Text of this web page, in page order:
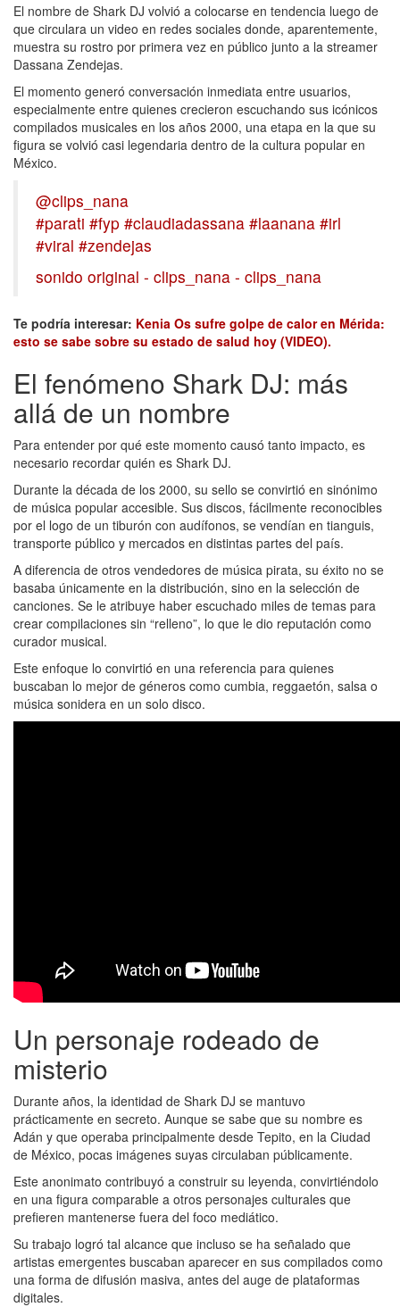
El nombre de Shark DJ volvió a colocarse en tendencia luego de
que circulara un video en redes sociales donde, aparentemente,
muestra su rostro por primera vez en público junto a la streamer
Dassana Zendejas.
El momento generó conversación inmediata entre usuarios,
especialmente entre quienes crecieron escuchando sus icónicos
compilados musicales en los años 2000, una etapa en la que su
figura se volvió casi legendaria dentro de la cultura popular en
México.
@clips_nana
#parati #fyp #claudiadassana #laanana #irl
#viral #zendejas
sonido original - clips_nana - clips_nana
Te podría interesar: Kenia Os sufre golpe de calor en Mérida:
esto se sabe sobre su estado de salud hoy (VIDEO).
El fenómeno Shark DJ: más
allá de un nombre
Para entender por qué este momento causó tanto impacto, es
necesario recordar quién es Shark DJ.
Durante la década de los 2000, su sello se convirtió en sinónimo
de música popular accesible. Sus discos, fácilmente reconocibles
por el logo de un tiburón con audífonos, se vendían en tianguis,
transporte público y mercados en distintas partes del país.
A diferencia de otros vendedores de música pirata, su éxito no se
basaba únicamente en la distribución, sino en la selección de
canciones. Se le atribuye haber escuchado miles de temas para
crear compilaciones sin “relleno”, lo que le dio reputación como
curador musical.
Este enfoque lo convirtió en una referencia para quienes
buscaban lo mejor de géneros como cumbia, reggaetón, salsa o
música sonidera en un solo disco.
Un personaje rodeado de
misterio
Durante años, la identidad de Shark DJ se mantuvo
prácticamente en secreto. Aunque se sabe que su nombre es
Adán y que operaba principalmente desde Tepito, en la Ciudad
de México, pocas imágenes suyas circulaban públicamente.
Este anonimato contribuyó a construir su leyenda, convirtiéndolo
en una figura comparable a otros personajes culturales que
prefieren mantenerse fuera del foco mediático.
Su trabajo logró tal alcance que incluso se ha señalado que
artistas emergentes buscaban aparecer en sus compilados como
una forma de difusión masiva, antes del auge de plataformas
digitales.